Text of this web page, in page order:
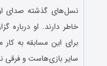
نسل‌های‌ گذشته صدای او
خاطر دارند. او درباره
برای این مسابقه به
سایر بازی‌هاست و فرقی